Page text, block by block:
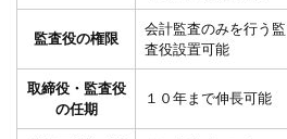
監査役の権限
会計監査のみを行う監
査役設置可能
取締役・監査役
の任期
１０年まで伸長可能